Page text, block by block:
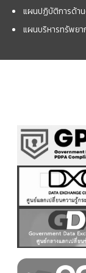
แผนปฏิบัติการด้า
แผนบริหารทรัพย